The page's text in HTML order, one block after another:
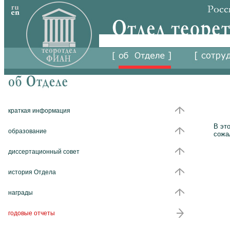
краткая информация
образование
диссертационный совет
история Отдела
награды
годовые отчеты
В